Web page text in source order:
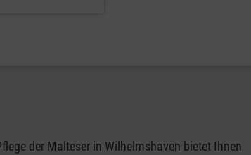
der Malteser in Wilhelmshaven bietet Ihnen